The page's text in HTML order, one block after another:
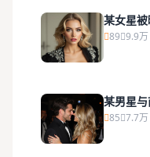
某女星
89 9.9万
某男星
85 7.7万